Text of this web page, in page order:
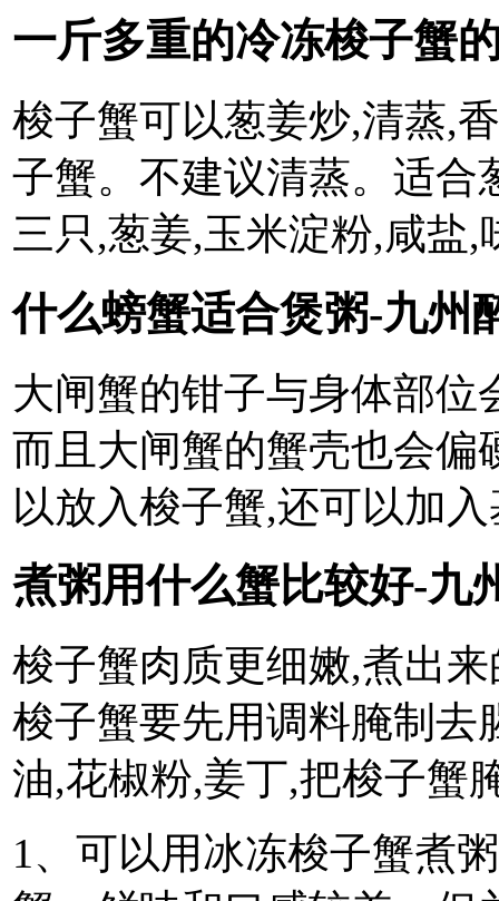
一斤多重的冷冻梭子蟹
梭子蟹可以葱姜炒,清蒸,
子蟹。不建议清蒸。适合
三只,葱姜,玉米淀粉,咸盐,
什么螃蟹适合煲粥-九州
大闸蟹的钳子与身体部位
而且大闸蟹的蟹壳也会偏
以放入梭子蟹,还可以加
煮粥用什么蟹比较好-九
梭子蟹肉质更细嫩,煮出
梭子蟹要先用调料腌制去
油,花椒粉,姜丁,把梭子蟹
1、可以用冰冻梭子蟹煮